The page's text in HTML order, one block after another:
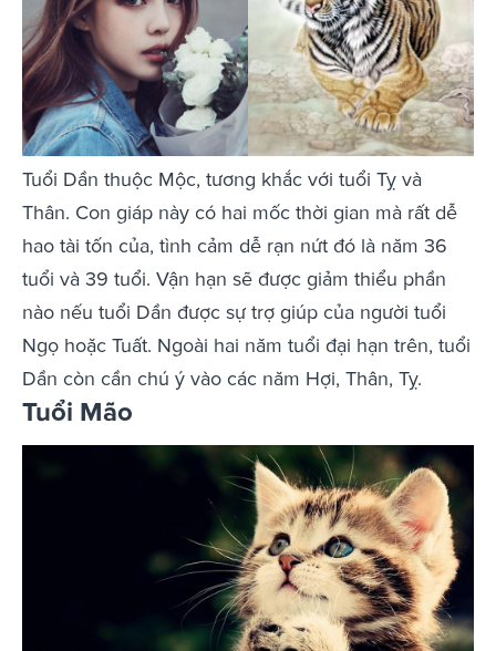
Tuổi Dần thuộc Mộc, tương khắc với tuổi Tỵ và
Thân. Con giáp này có hai mốc thời gian mà rất dễ
hao tài tốn của, tình cảm dễ rạn nứt đó là năm 36
tuổi và 39 tuổi. Vận hạn sẽ được giảm thiểu phần
nào nếu tuổi Dần được sự trợ giúp của người tuổi
Ngọ hoặc Tuất. Ngoài hai năm tuổi đại hạn trên, tuổi
Dần còn cần chú ý vào các năm Hợi, Thân, Tỵ.
Tuổi Mão